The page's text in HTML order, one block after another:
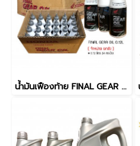
น้ำมันเฟืองท้าย FINAL GEAR OIL AUTOMATIC 120 มล. ยี่ห้อ Honda ( จำหน่ายยกลัง บรรจุ 24 กระป๋อง )